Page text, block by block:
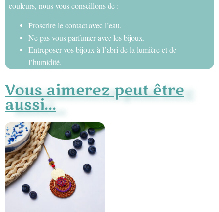
couleurs, nous vous conseillons de :
Proscrire le contact avec l’eau.
Ne pas vous parfumer avec les bijoux.
Entreposer vos bijoux à l’abri de la lumière et de
l’humidité.
Vous aimerez peut être
aussi...